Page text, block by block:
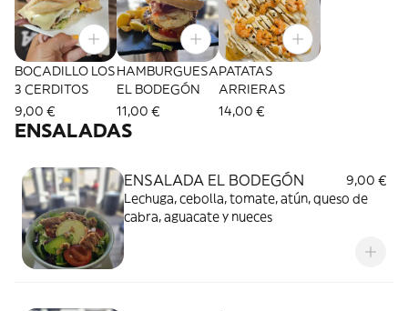
BOCADILLO LOS
3 CERDITOS
9,00 €
HAMBURGUESA
EL BODEGÓN
11,00 €
PATATAS
ARRIERAS
14,00 €
ENSALADAS
ENSALADA EL BODEGÓN
9,00 €
Lechuga, cebolla, tomate, atún, queso de
cabra, aguacate y nueces